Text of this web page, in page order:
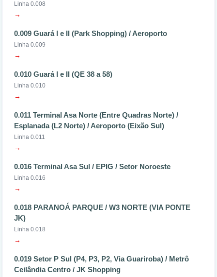
Linha 0.008
→
0.009 Guará I e II (Park Shopping) / Aeroporto
Linha 0.009
→
0.010 Guará I e II (QE 38 a 58)
Linha 0.010
→
0.011 Terminal Asa Norte (Entre Quadras Norte) /
Esplanada (L2 Norte) / Aeroporto (Eixão Sul)
Linha 0.011
→
0.016 Terminal Asa Sul / EPIG / Setor Noroeste
Linha 0.016
→
0.018 PARANOÁ PARQUE / W3 NORTE (VIA PONTE
JK)
Linha 0.018
→
0.019 Setor P Sul (P4, P3, P2, Via Guariroba) / Metrô
Ceilândia Centro / JK Shopping